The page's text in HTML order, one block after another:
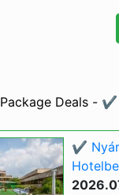
Package Deals - ✔️
✔️